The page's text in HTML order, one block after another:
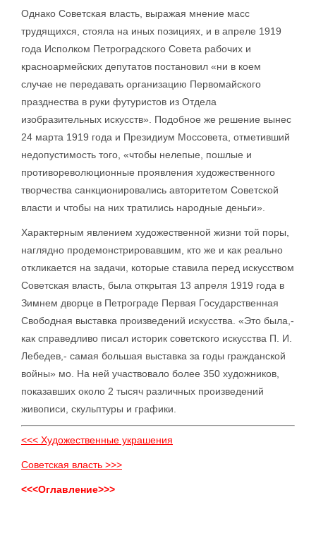
Однако Советская власть, выражая мнение масс
трудящихся, стояла на иных позициях, и в апреле 1919
года Исполком Петроградского Совета рабочих и
красноармейских депутатов постановил «ни в коем
случае не передавать организацию Первомайского
празднества в руки футуристов из Отдела
изобразительных искусств». Подобное же решение вынес
24 марта 1919 года и Президиум Моссовета, отметивший
недопустимость того, «чтобы нелепые, пошлые и
противореволюционные проявления художественного
творчества санкционировались авторитетом Советской
власти и чтобы на них тратились народные деньги».
Характерным явлением художественной жизни той поры,
наглядно продемонстрировавшим, кто же и как реально
откликается на задачи, которые ставила перед искусством
Советская власть, была открытая 13 апреля 1919 года в
Зимнем дворце в Петрограде Первая Государственная
Свободная выставка произведений искусства. «Это была,-
как справедливо писал историк советского искусства П. И.
Лебедев,- самая большая выставка за годы гражданской
войны» мо. На ней участвовало более 350 художников,
показавших около 2 тысяч различных произведений
живописи, скульптуры и графики.
<<< Художественные украшения
Советская власть >>>
<<<Оглавление>>>